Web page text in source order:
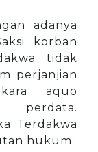
adanya
korban
tidak
perjanjian
aquo
Terdakwa
hukum.